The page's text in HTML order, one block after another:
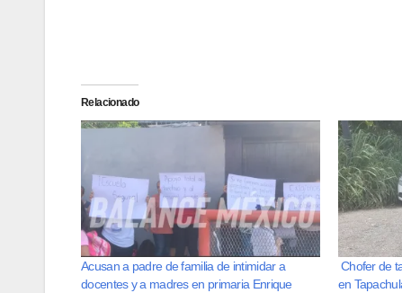
Relacionado
Acusan a padre de familia de intimidar a
docentes y a madres en primaria Enrique
Chofer de
en